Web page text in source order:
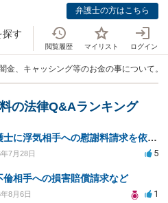
弁護士の方はこちら
探す
閲覧履歴 マイリスト ログイン
、キャッシング等のお金の事について。」
の法律Q&Aランキング
弁護士に浮気相手への慰謝料請求を依頼する費用相場は？
7月28日 5
倫相手への損害賠償請求など
8月6日 1